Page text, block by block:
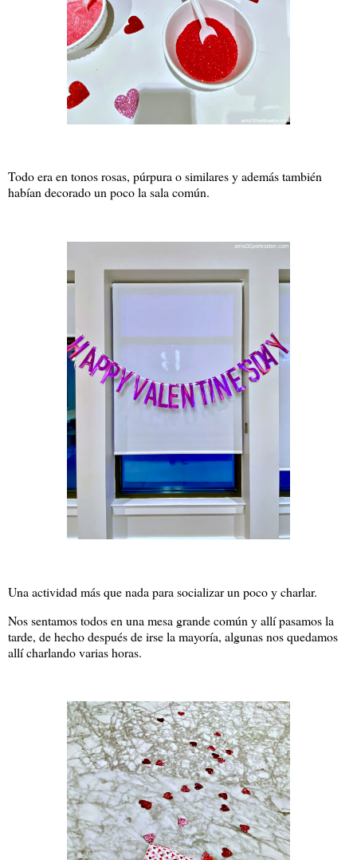
Todo era en tonos rosas, púrpura o similares y además también
habían decorado un poco la sala común.
Una actividad más que nada para socializar un poco y charlar.
Nos sentamos todos en una mesa grande común y allí pasamos la
tarde, de hecho después de irse la mayoría, algunas nos quedamos
allí charlando varias horas.